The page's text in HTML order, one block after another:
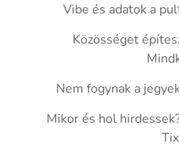
Vibe és adatok a
Közösséget
Nem fogynak a
Mikor és hol